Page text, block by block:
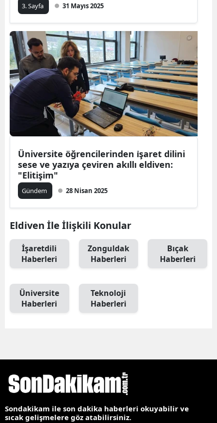
3. Sayfa 31 Mayıs 2025
Üniversite öğrencilerinden i̇şaret dilini
sese ve yazıya çeviren akıllı eldiven:
"Elitişim"
Gündem 28 Nisan 2025
Eldiven İle İlişkili Konular
İşaretdili
Haberleri
Zonguldak
Haberleri
Bıçak
Haberleri
Üniversite
Haberleri
Teknoloji
Haberleri
Sondakikam ile son dakika haberleri okuyabilir ve
sıcak gelişmelere göz atabilirsiniz.